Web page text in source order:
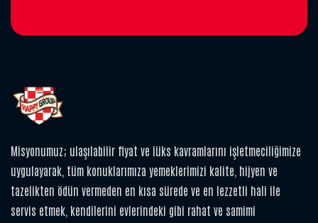
Misyonumuz; ulaşılabilir fiyat ve lüks kavramlarını işletmeciliğimize
uygulayarak, tüm konuklarımıza yemeklerimizi kalite, hijyen ve
tazelikten ödün vermeden en kısa sürede ve en lezzetli hali ile
servis etmek, kendilerini evlerindeki gibi rahat ve samimi